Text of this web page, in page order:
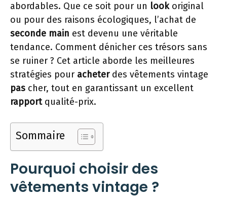
abordables. Que ce soit pour un lookoriginal
ou pour des raisons écologiques, l’achat de
seconde main est devenu une véritable
tendance. Comment dénicher ces trésors sans
se ruiner ? Cet article aborde les meilleures
stratégies pour acheterdes vêtements vintage
pas cher, tout en garantissant un excellent
rapportqualité-prix.
Sommaire
Pourquoi choisir des
vêtements vintage ?